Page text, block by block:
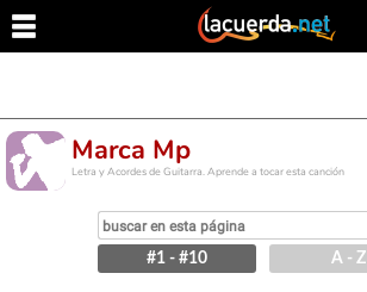
Marca Mp
Letra y Acordes de Guitarra. Aprende a tocar esta canción
#1 - #10 A - Z